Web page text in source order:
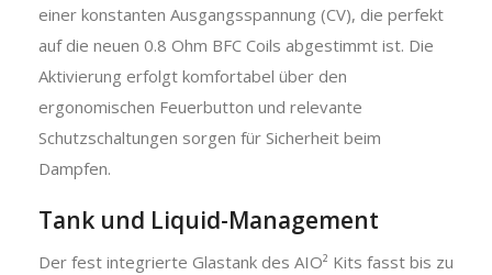
einer konstanten Ausgangsspannung (CV), die perfekt
auf die neuen 0.8 Ohm BFC Coils abgestimmt ist. Die
Aktivierung erfolgt komfortabel über den
ergonomischen Feuerbutton und relevante
Schutzschaltungen sorgen für Sicherheit beim
Dampfen.
Tank und Liquid-Management
Der fest integrierte Glastank des AIO² Kits fasst bis zu